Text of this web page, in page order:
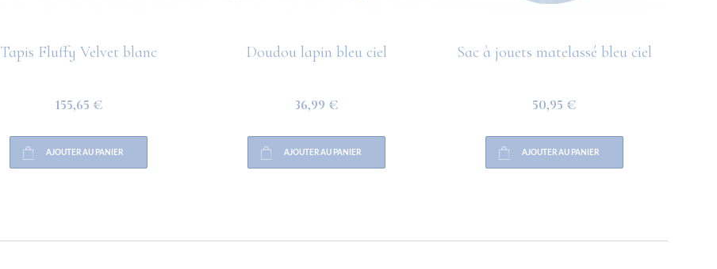
Tapis Fluffy Velvet blanc
155,65 €
AJOUTER AU PANIER
Doudou lapin bleu ciel
36,99 €
AJOUTER AU PANIER
Sac à jouets matelassé bleu ciel
50,95 €
AJOUTER AU PANIER